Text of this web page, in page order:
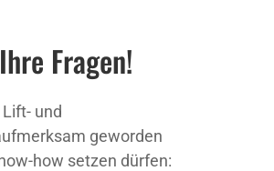
Fragen!
und
geworden
how setzen dürfen: